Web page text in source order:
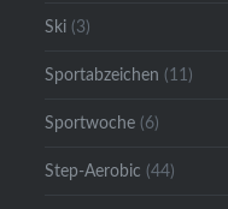
Ski (3)
Sportabzeichen (11)
Sportwoche (6)
Step-Aerobic (44)